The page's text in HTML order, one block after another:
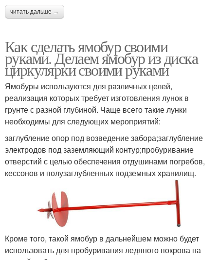
читать дальше →
Как сделать ямобур своими
руками. Делаем ямобур из диска
циркулярки своими руками
Ямобуры используются для различных целей,
реализация которых требует изготовления лунок в
грунте с разной глубиной. Чаще всего такие лунки
необходимы для следующих мероприятий:
заглубление опор под возведение забора;заглубление
электродов под заземляющий контур;пробуривание
отверстий с целью обеспечения отдушинами погребов,
кессонов и полузаглубленных подземных хранилищ.
Кроме того, такой ямобур в дальнейшем можно будет
использовать для пробуривания ледяного покрова на